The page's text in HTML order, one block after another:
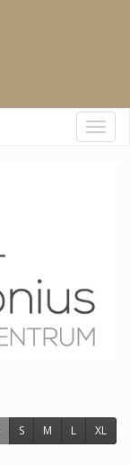
S M L XL